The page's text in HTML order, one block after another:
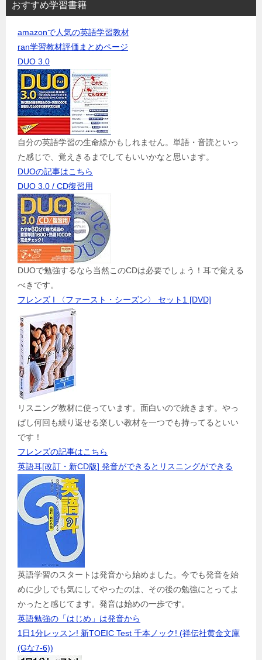
おすすめ学習書籍
amazonで人気の英語学習教材
ran学習教材評価まとめページ
DUO 3.0
自分の英語学習の生命線かもしれません。単語・音読といっ
た感じで、覚えきるまでしてもいいかなと思います。
DUOの記事はこちら
DUO 3.0 / CD復習用
DUOで勉強するなら当然このCDは必要でしょう！耳で覚える
べきです。
フレンズ I 〈ファースト・シーズン〉 セット1 [DVD]
リスニング教材に使っています。面白いので続きます。やっ
ぱし何回も繰り返せる楽しい教材を一つでも持ってるといい
です！
フレンズの記事はこちら
英語耳[改訂・新CD版] 発音ができるとリスニングができる
英語学習のスタートは発音から始めました。今でも発音を始
めに少しでも気にしてやったのは、その後の勉強にとってよ
かったと感じてます。発音は始めの一歩です。
英語勉強の「はじめ」は発音から
1日1分レッスン! 新TOEIC Test 千本ノック! (祥伝社黄金文庫
(Gな7-6))